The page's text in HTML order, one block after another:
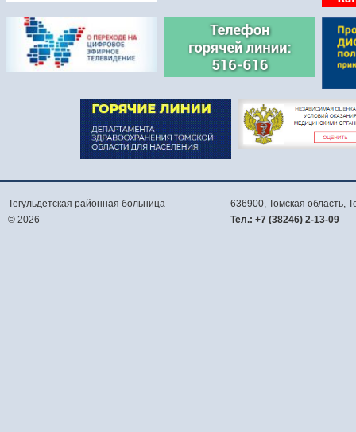
Тегульдетская районная больница
© 2026
636900, Томская область,
Тел.: +7 (38246) 2-13-09